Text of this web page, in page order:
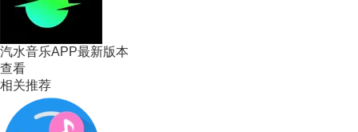
汽水音乐APP最新版本
查看
相关推荐